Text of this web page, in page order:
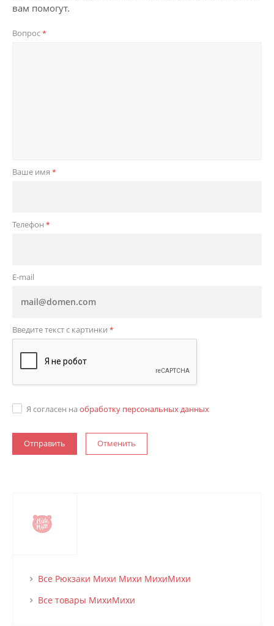
вам помогут.
Вопрос*
Ваше имя *
Телефон *
E-mail
Введите текст с картинки *
Я согласен на обработку персональных данных
Отменить
Все Рюкзаки Михи Михи МихиМихи
Все товары МихиМихи